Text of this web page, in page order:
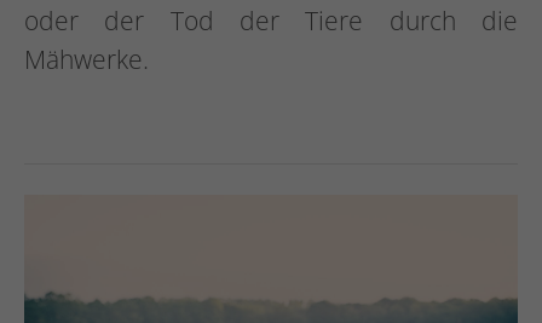
oder der Tod der Tiere durch die
Mähwerke.